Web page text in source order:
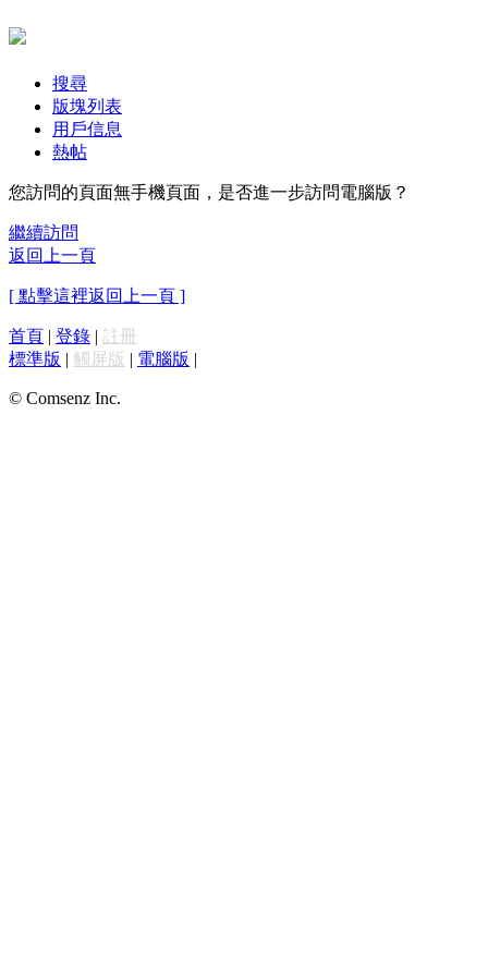
搜尋
版塊列表
用戶信息
熱帖
您訪問的頁面無手機頁面，是否進一步訪問電腦版？
繼續訪問
返回上一頁
[ 點擊這裡返回上一頁 ]
首頁 | 登錄 | 註冊
標準版 | 觸屏版 | 電腦版 |
© Comsenz Inc.